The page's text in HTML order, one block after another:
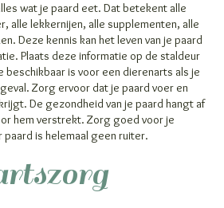
wat je paard eet. Dat betekent alle
alle lekkernijen, alle supplementen, alle
Deze kennis kan het leven van je paard
Plaats deze informatie op de staldeur
beschikbaar is voor een dierenarts als je
Zorg ervoor dat je paard voer en
De gezondheid van je paard hangt af
hem verstrekt. Zorg goed voor je
paard is helemaal geen ruiter.